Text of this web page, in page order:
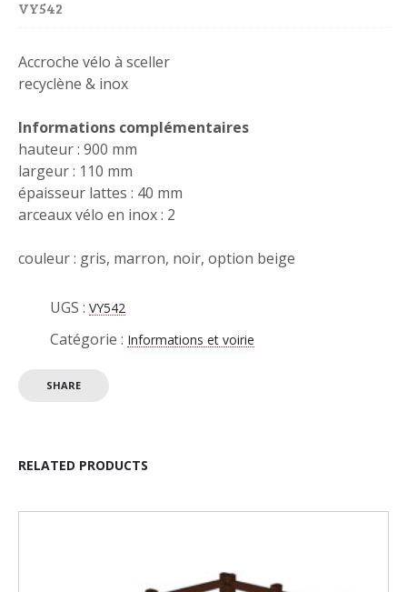
VY542
Accroche vélo à sceller
recyclène & inox
Informations complémentaires
hauteur : 900 mm
largeur : 110 mm
épaisseur lattes : 40 mm
arceaux vélo en inox : 2
couleur : gris, marron, noir, option beige
UGS : VY542
Catégorie : Informations et voirie
SHARE
RELATED PRODUCTS